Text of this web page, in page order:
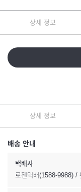
상세 정보
상세 정보
배송 안내
택배사
로젠택배(1588-9988) /